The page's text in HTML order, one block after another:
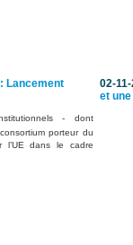
Lancement
- dont
porteur du
l’UE dans le cadre
02-
et